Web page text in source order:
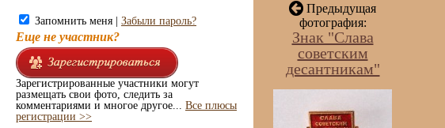
Запомнить меня | Забыли пароль?
Еще не участник?
Зарегистрированные участники могут
размещать свои фото, следить за
комментариями и многое другое... Все плюсы
регистрации >>
Предыдущая
фотография:
Знак "Слава
советским
десантникам"